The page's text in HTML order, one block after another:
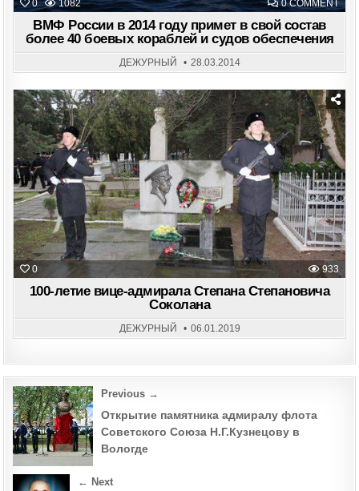
0 1082 0 COMMENT
ВМФ
40
И
ВМФ России в 2014 году примет в свой состав
более 40 боевых кораблей и судов обеспечения
ДЕЖУРНЫЙ 28.03.2014
0 933
Posted
in
100-летие вице-адмирала Степана Степановича
Соколана
ДЕЖУРНЫЙ 06.01.2019
Post
navigation
Previous →
Открытие памятника адмиралу флота
Советского Союза Н.Г.Кузнецову в
Вологде
← Next